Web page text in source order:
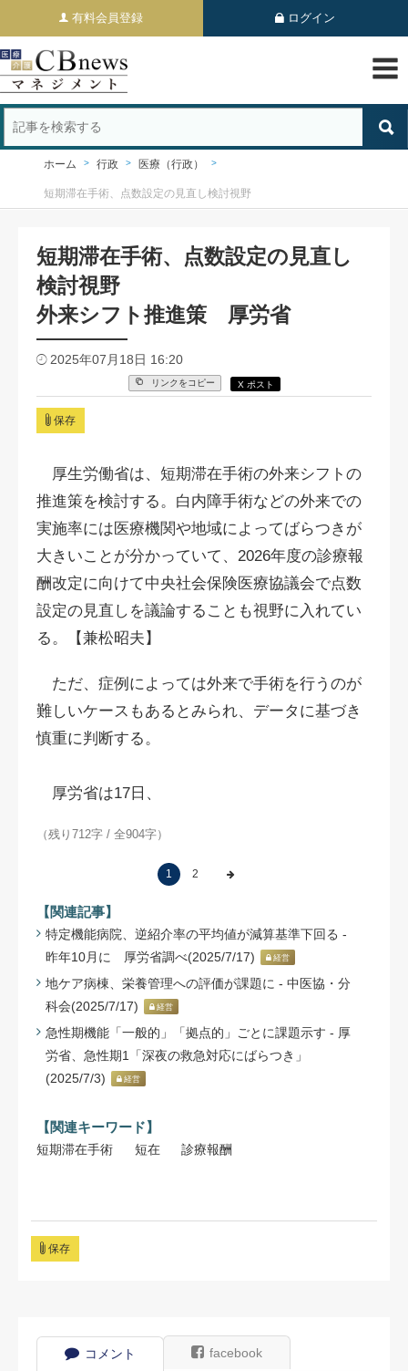
有料会員登録 ログイン
ホーム 行政 医療（行政）
短期滞在手術、点数設定の見直し検討視野
短期滞在手術、点数設定の見直し
検討視野
外来シフト推進策 厚労省
2025年07月18日 16:20
リンクをコピー X ポスト
保存
厚生労働省は、短期滞在手術の外来シフトの
推進策を検討する。白内障手術などの外来での
実施率には医療機関や地域によってばらつきが
大きいことが分かっていて、2026年度の診療報
酬改定に向けて中央社会保険医療協議会で点数
設定の見直しを議論することも視野に入れてい
る。【兼松昭夫】
ただ、症例によっては外来で手術を行うのが
難しいケースもあるとみられ、データに基づき
慎重に判断する。
厚労省は17日、
（残り712字 / 全904字）
1 2
【関連記事】
特定機能病院、逆紹介率の平均値が減算基準下回る -
昨年10月に 厚労省調べ(2025/7/17)
経営
地ケア病棟、栄養管理への評価が課題に - 中医協・分
科会(2025/7/17)
経営
急性期機能「一般的」「拠点的」ごとに課題示す - 厚
労省、急性期1「深夜の救急対応にばらつき」
(2025/7/3)
経営
【関連キーワード】
短期滞在手術 短在 診療報酬
保存
コメント facebook